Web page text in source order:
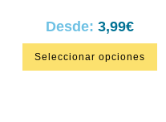
Desde: 3,99€
Seleccionar opciones